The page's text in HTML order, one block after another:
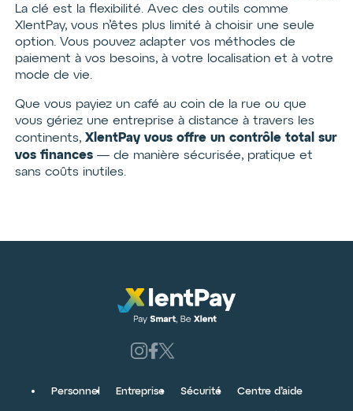
La clé est la flexibilité. Avec des outils comme
XlentPay, vous n’êtes plus limité à choisir une seule
option. Vous pouvez adapter vos méthodes de
paiement à vos besoins, à votre localisation et à votre
mode de vie.
Que vous payiez un café au coin de la rue ou que
vous gériez une entreprise à distance à travers les
continents,XlentPay vous offre un contrôle total sur
vos finances — de manière sécurisée, pratique et
sans coûts inutiles.
Personnel Entreprise Sécurité Centre d’aide